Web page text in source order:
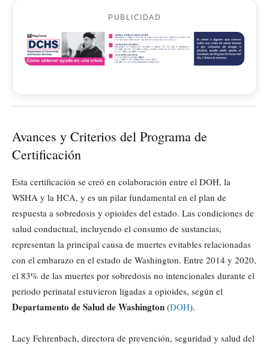
PUBLICIDAD
Avances y Criterios del Programa de
Certificación
Esta certificación se creó en colaboración entre el DOH, la
WSHA y la HCA, y es un pilar fundamental en el plan de
respuesta a sobredosis y opioides del estado. Las condiciones de
salud conductual, incluyendo el consumo de sustancias,
representan la principal causa de muertes evitables relacionadas
con el embarazo en el estado de Washington. Entre 2014 y 2020,
el 83% de las muertes por sobredosis no intencionales durante el
periodo perinatal estuvieron ligadas a opioides, según el
Departamento de Salud de Washington (DOH).
Lacy Fehrenbach, directora de prevención, seguridad y salud del